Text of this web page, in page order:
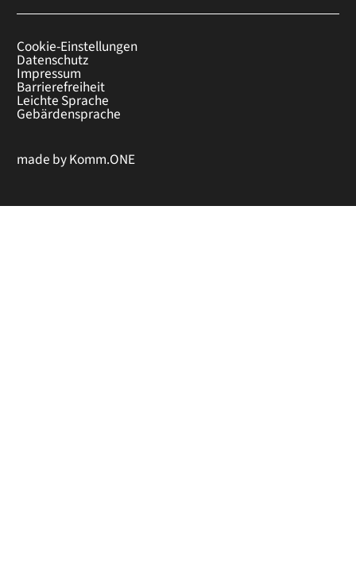
Cookie-Einstellungen
Datenschutz
Impressum
Barrierefreiheit
Leichte Sprache
Gebärdensprache
made byKomm.ONE